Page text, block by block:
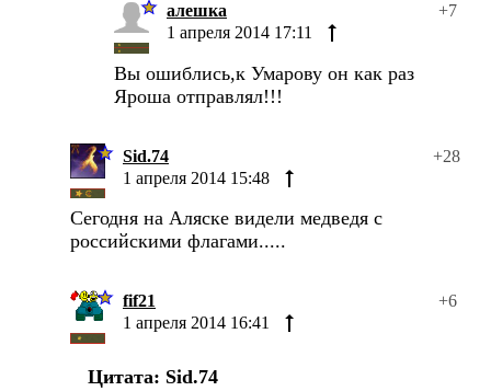
алешка
+7
1 апреля 2014 17:11
Вы ошиблись,к Умарову он как раз
Яроша отправлял!!!
Sid.74
+28
1 апреля 2014 15:48
Сегодня на Аляске видели медведя с
российскими флагами.....
fif21
+6
1 апреля 2014 16:41
Цитата: Sid.74